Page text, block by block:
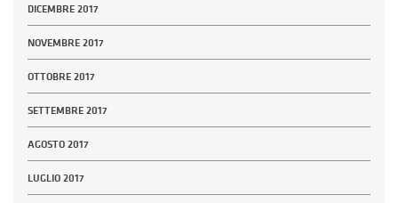
DICEMBRE 2017
NOVEMBRE 2017
OTTOBRE 2017
SETTEMBRE 2017
AGOSTO 2017
LUGLIO 2017